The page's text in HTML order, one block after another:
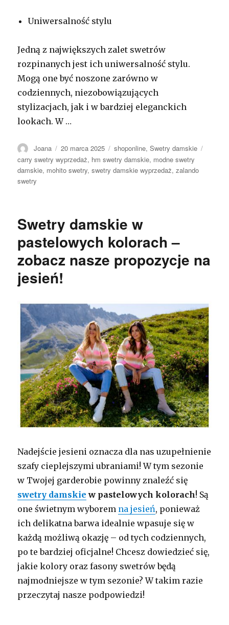
Uniwersalność stylu
Jedną z największych zalet swetrów
rozpinanych jest ich uniwersalność stylu.
Mogą one być noszone zarówno w
codziennych, niezobowiązujących
stylizacjach, jak i w bardziej eleganckich
lookach. W …
Autor
Joana Opublikowano
20 marca 2025 Kategorie
shoponline,Swetry damskie
carry swetry wyprzedaż, hm swetry damskie, modne swetry
damskie, mohito swetry,swetry damskie wyprzedaż,zalando
swetry
Swetry damskie w
pastelowych kolorach –
zobacz nasze propozycje na
jesień!
Nadejście jesieni oznacza dla nas uzupełnienie
szafy cieplejszymi ubraniami! W tym sezonie
w Twojej garderobie powinny znaleźć się
swetry damskie w pastelowych kolorach! Są
one świetnym wyborem na jesień, ponieważ
ich delikatna barwa idealnie wpasuje się w
każdą możliwą okazję – od tych codziennych,
po te bardziej oficjalne! Chcesz dowiedzieć się,
jakie kolory oraz fasony swetrów będą
najmodniejsze w tym sezonie? W takim razie
przeczytaj nasze podpowiedzi!